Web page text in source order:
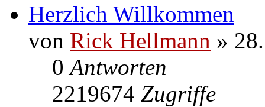
Herzlich Willkommen
von Rick Hellmann »
0Antworten
2219674 Zugriffe